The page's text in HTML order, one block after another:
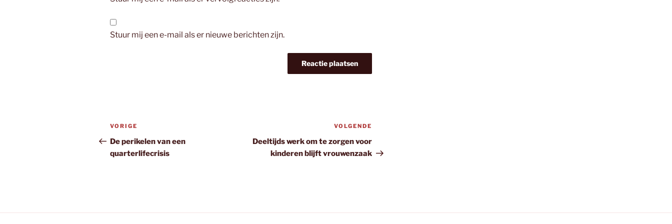
Stuur mij een e-mail als er nieuwe berichten zijn.
Bericht
navigatie
Vorig
bericht
VORIGE
De perikelen van een
quarterlifecrisis
bericht
VOLGENDE
Deeltijds werk om te zorgen voor
kinderen blijft vrouwenzaak